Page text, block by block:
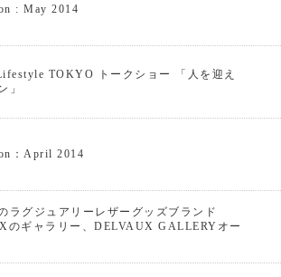
: May 2014
TOKYO トークショー 「人を迎え
」
：April 2014
ラグジュアリーレザーグッズブランド
のギャラリー、DELVAUX GALLERYオー